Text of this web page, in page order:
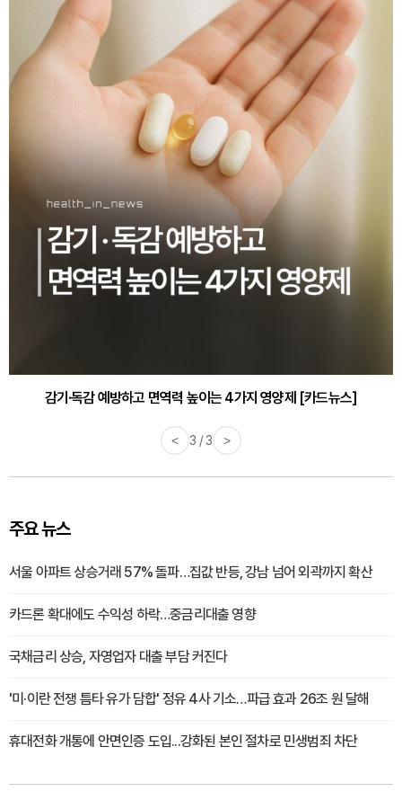
감기·독감 예방하고 면역력 높이는 4가지 영양제 [카드뉴스]
< 3 / 3 >
주요 뉴스
서울 아파트 상승거래 57% 돌파…집값 반등, 강남 넘어 외곽까지 확산
카드론 확대에도 수익성 하락…중금리대출 영향
국채금리 상승, 자영업자 대출 부담 커진다
'미·이란 전쟁 틈타 유가 담합' 정유 4사 기소…파급 효과 26조 원 달해
휴대전화 개통에 안면인증 도입...강화된 본인 절차로 민생범죄 차단